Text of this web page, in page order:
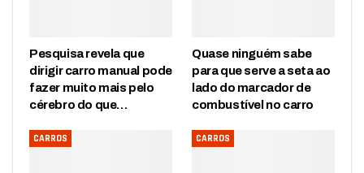
Pesquisa revela que
dirigir carro manual pode
fazer muito mais pelo
cérebro do que…
Quase ninguém sabe
para que serve a seta ao
lado do marcador de
combustível no carro
CARROS CARROS